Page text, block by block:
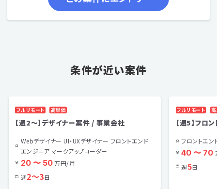
条件が近い案件
フルリモート 高単価
【週2～】デザイナー案件 / 事業会社
Webデザイナー UI・UXデザイナー フロントエンド
エンジニア マークアップコーダー
20 〜 50万円/月
週2〜3日
フルリモート
【週5】フロ
フロントエン
40 〜 70
週5日